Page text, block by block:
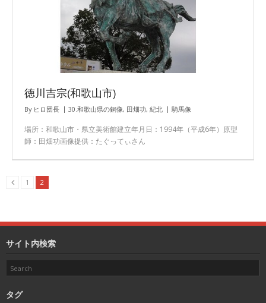
徳川吉宗(和歌山市)
By ヒロ団長 30.和歌山県の銅像, 田畑功, 紀北 騎馬像
場所：和歌山市・県立美術館建立年月日：1994年（平成6年）原型
師：田畑功画像提供：たぐってぃさん
1 2
サイト内検索
タグ